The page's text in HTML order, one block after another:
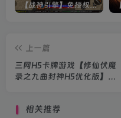
【战神引擎】免授权-原生 [全屏自动拾取] 插件 + 配置教程（更新修复版，具体自测）
上一篇
三网H5卡牌游戏【修仙伏魔
录之九曲封神H5优化版】
相关推荐